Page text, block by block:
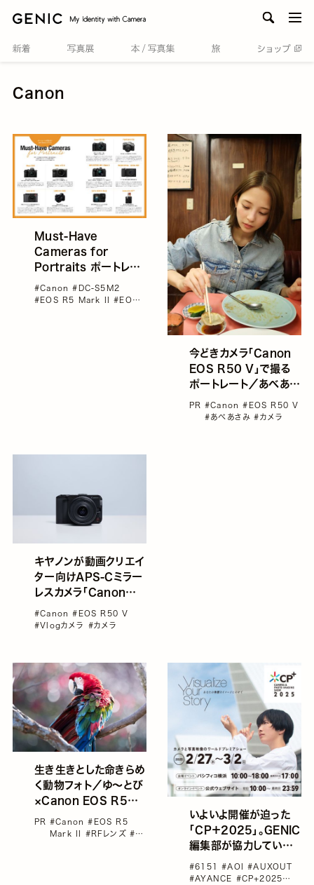
Canon
Must-Have
Cameras for
Portraits ポートレー
トが変わる！おすすめカ
メラリスト
#Canon#DC-S5M2
#EOS R5 Mark II#EOS
今どきカメラ「Canon
EOS R50 V」で撮る
ポートレート／あべあさ
GENIC特別編
PR #Canon#EOS R50 V
#あべあさみ#カメラ
キヤノンが動画クリエイ
ター向けAPS-Cミラー
レスカメラ「Canon
SNS発信をメインとし
#Canon#EOS R50 V
#Vlogカメラ #カメラ
生き生きとした命きらめ
く動物フォト／ゆ～とび
×Canon EOS R5
Mark II
PR #Canon#EOS R5
Mark II #RFレンズ #ゆ
いよいよ開催が迫った
「CP＋2025」。GENIC
編集部が協力している
ステージをご紹介
#6151#AOI#AUXOUT
#AYANCE #CP+2025